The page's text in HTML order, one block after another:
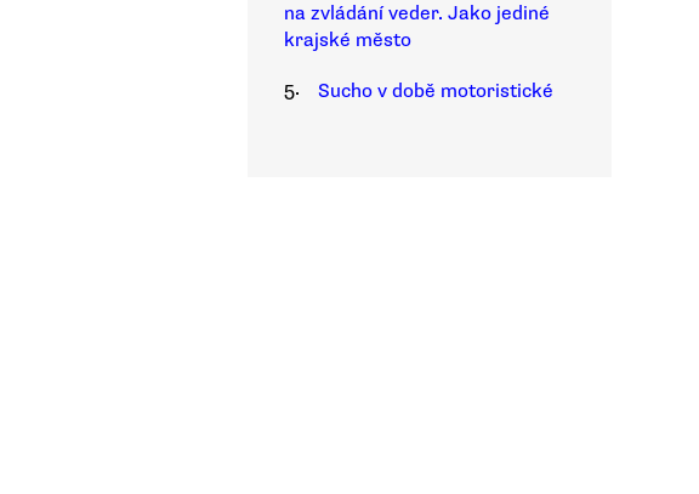
na zvládání veder. Jako jediné
krajské město
5.
Sucho v době motoristické